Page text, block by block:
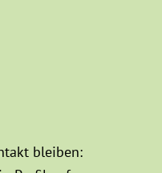
bleiben: